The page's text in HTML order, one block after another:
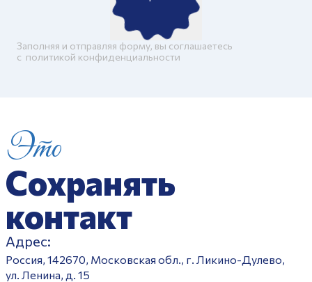
Заполняя и отправляя форму, вы соглашаетесь
c политикой конфиденциальности
Это
Сохранять
контакт
Адрес:
Россия, 142670, Московская обл., г. Ликино-Дулево,
ул. Ленина, д. 15